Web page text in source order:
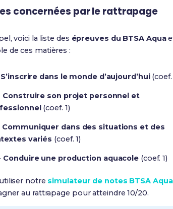
concernées par le rattrapage
voici la liste des épreuves du BTSA Aqua
de ces matières :
S’inscrire dans le monde d’aujourd’hui(coef.
Construire son projet personnel et
(coef. 1)
Communiquer dans des situations et des
variés (coef. 1)
Conduire une production aquacole (coef. 1)
notre simulateur de notes BTSA Aqua
au rattrapage pour atteindre 10/20.